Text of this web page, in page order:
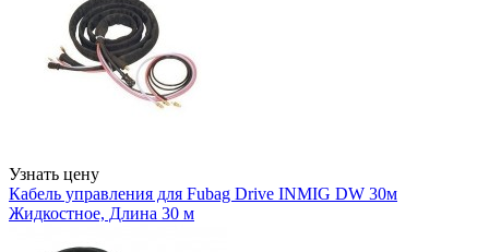
Узнать цену
Кабель управления для Fubag Drive INMIG DW 30м
Жидкостное, Длина 30 м